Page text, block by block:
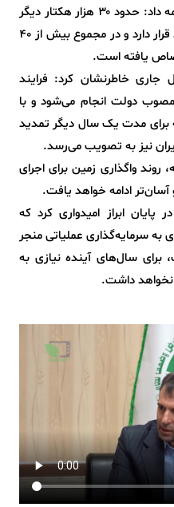
رئیس سازمان امور اراضی کشور ادامه داد: حدود ۳۰ هزار هکتار دیگر
نیز در مرحله طی فرایند عقد قرارداد قرار دارد و در مجموع بیش از ۴۰
یافته است.
جاری خاطرنشان کرد: فرایند
مصوب دولت انجام می‌شود و با
برای مدت یک سال دیگر تمدید
نیز به تصویب می‌رسد.
روند واگذاری زمین برای اجرای
ادامه خواهد یافت.
ابراز امیدواری کرد که
به سرمایه‌گذاری عملیاتی منجر
سال‌های آینده نیازی به
نخواهد داشت.